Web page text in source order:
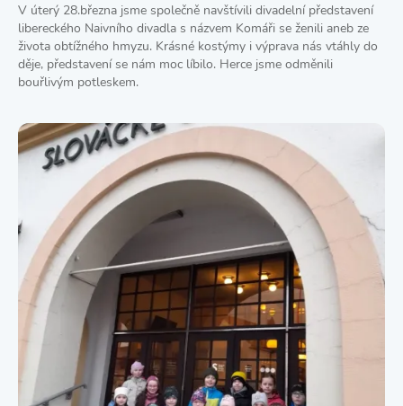
V úterý 28.března jsme společně navštívili divadelní představení
libereckého Naivního divadla s názvem Komáři se ženili aneb ze
života obtížného hmyzu. Krásné kostýmy i výprava nás vtáhly do
děje, představení se nám moc líbilo. Herce jsme odměnili
bouřlivým potleskem.